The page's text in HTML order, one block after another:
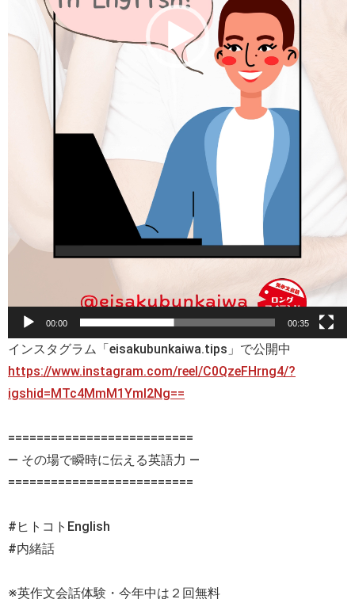
00:00 00:35
インスタグラム「eisakubunkaiwa.tips」で公開中
https://www.instagram.com/reel/C0QzeFHrng4/?
igshid=MTc4MmM1YmI2Ng==
==========================
— その場で瞬時に伝える英語力 —
==========================
#ヒトコトEnglish
#内緒話
※英作文会話体験・今年中は２回無料